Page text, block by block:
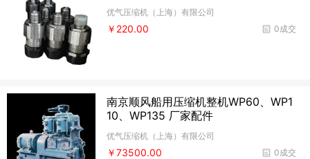
优气压缩机（上海）有限公司
0成交
￥220.00
南京顺风船用压缩机整机WP60、WP1
10、WP135 厂家配件
优气压缩机（上海）有限公司
0成交
￥73500.00